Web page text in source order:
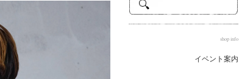
shop info
イベント案内